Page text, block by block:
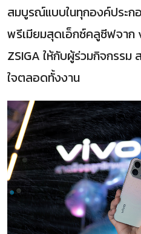
สมบูรณ์แบบในทุกองค์ประ
พรีเมียมสุดเอ็กซ์คลูซีฟจาก
ZSIGA ให้กับผู้ร่วมกิจกรรม
ใจตลอดทั้งงาน